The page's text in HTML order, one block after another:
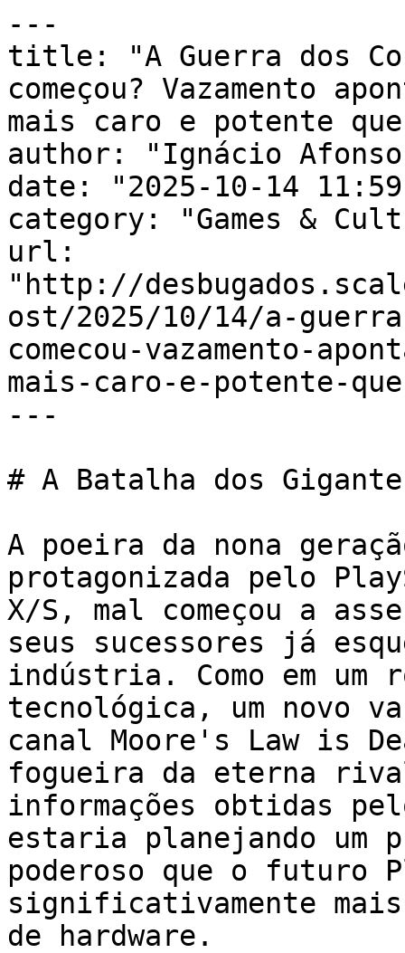
---
title: "A Guerra dos
começou? Vazamento
mais caro e potente
author: "Ignácio
date: "2025-10-14
category: "Games &
url:
"http://
ost/2025/10/14/a-
comecou-vazamento-
mais-caro-e-potente-
---
# A Batalha dos
A poeira da nona
protagonizada pelo
X/S, mal começou a
seus sucessores já
indústria. Como em um
tecnológica, um novo
canal Moore's Law is
fogueira da eterna
informações obtidas
estaria planejando um
poderoso que o futuro
significativamente mais
de hardware.